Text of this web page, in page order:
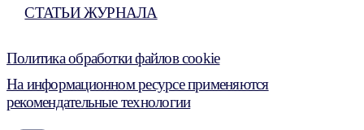
СТАТЬИ ЖУРНАЛА
Политика обработки файлов cookie
На информационном ресурсе применяются
рекомендательные технологии